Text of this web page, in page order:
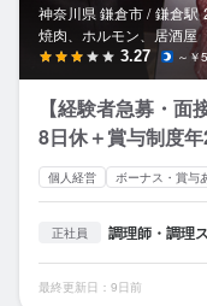
神奈川県 鎌倉市 / 鎌倉駅
焼肉、ホルモン、居酒屋
3.27 ～￥
【経験者急募・
8日休＋賞与制度
個人経営 ボーナス・賞与
正社員 調理師・調理
最終更新日：9日前